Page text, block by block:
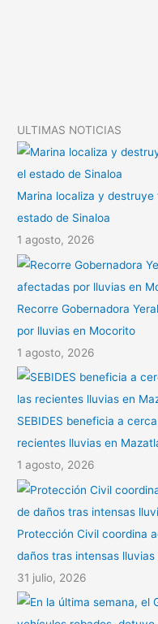
r
ULTIMAS NOTICIAS
Marina localiza y
estado de Sinaloa
1 agosto, 2026
Recorre Gobernadora
por lluvias en Mocorito
1 agosto, 2026
SEBIDES beneficia a
recientes lluvias en
1 agosto, 2026
Protección Civil coordina
daños tras intensas
31 julio, 2026